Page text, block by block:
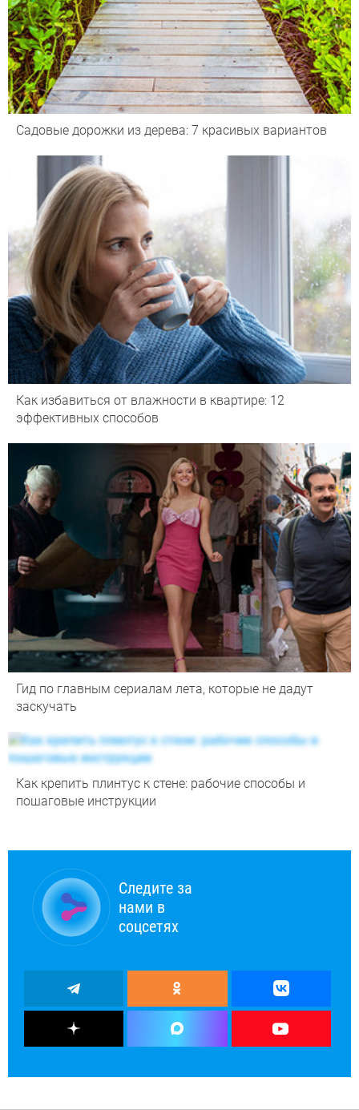
Садовые дорожки из дерева: 7 красивых вариантов
Как избавиться от влажности в квартире: 12
эффективных способов
Гид по главным сериалам лета, которые не дадут
заскучать
Как крепить плинтус к стене: рабочие способы и
пошаговые инструкции
Следите за
нами в
соцсетях